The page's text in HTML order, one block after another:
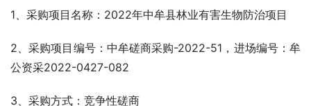
1、采购项目名称：2022年中牟县林业有害生物防治项目
2、采购项目编号：中牟磋商采购-2022-51，进场编号：牟
公资采2022-0427-082
3、采购方式：竞争性磋商